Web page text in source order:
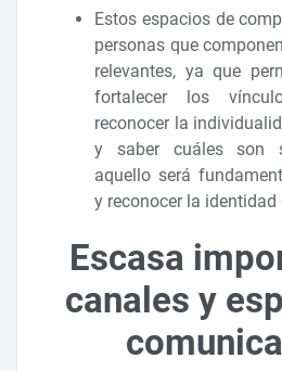
Estos espacios de
personas que
relevantes, ya que
fortalecer los
reconocer la
y saber cuáles son
aquello será
y reconocer la identidad
Escasa
canales y